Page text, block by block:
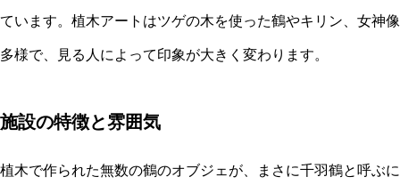
ています。植木アートはツゲの木を使った鶴やキリン、女神
多様で、見る人によって印象が大きく変わります。
施設の特徴と雰囲気
植木で作られた無数の鶴のオブジェが、まさに千羽鶴と呼ぶ